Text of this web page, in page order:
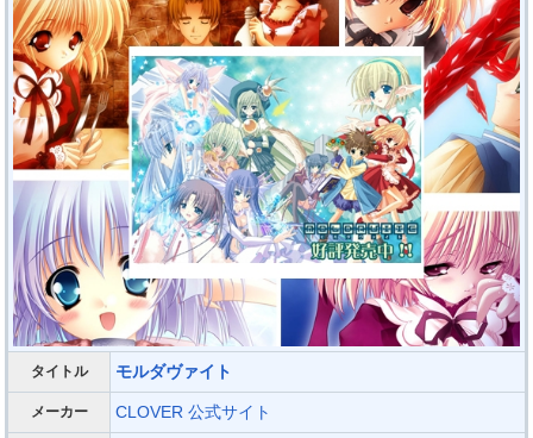
え
お
け
こ
せ
そ
て
と
ね
の
へ
ほ
め
も
わ れ
ろ
タイトル モルダヴァイト
メーカー CLOVER 公式サイト